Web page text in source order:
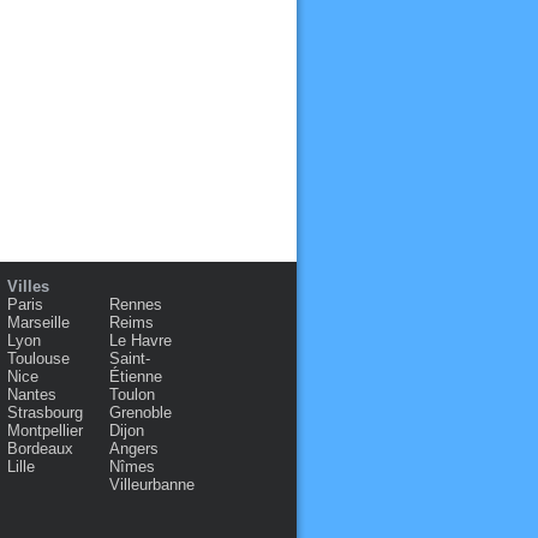
Villes
Paris
Marseille
Lyon
Toulouse
Nice
Nantes
Strasbourg
Montpellier
Bordeaux
Lille
Rennes
Reims
Le Havre
Saint-
Étienne
Toulon
Grenoble
Dijon
Angers
Nîmes
Villeurbanne